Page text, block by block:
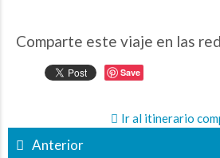
Comparte este viaje en las
Save
Ir al itinerario
Anterior